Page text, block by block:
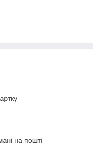
на пошті